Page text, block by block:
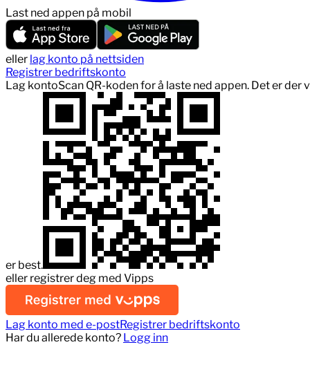
Last ned appen på mobil
eller lag konto på nettsiden
Registrer bedriftskonto
Lag kontoScan QR-koden for å laste ned appen. Det er der
er best.
eller registrer deg med Vipps
Lag konto med e-postRegistrer bedriftskonto
Har du allerede konto? Logg inn